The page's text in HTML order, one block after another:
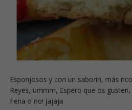
Esponjosos y con un saborín, más
Reyes, ummm, Espero que os
Feria o no! jajaja